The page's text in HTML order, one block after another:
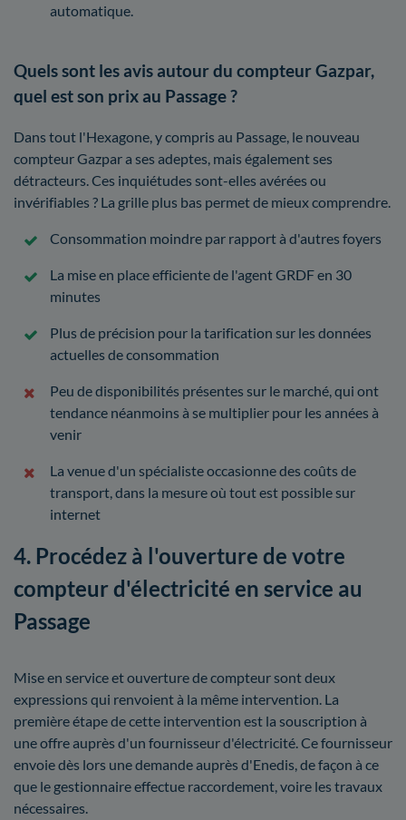
automatique.
Quels sont les avis autour du compteur Gazpar,
quel est son prix au Passage ?
Dans tout l'Hexagone, y compris au Passage, le nouveau
compteur Gazpar a ses adeptes, mais également ses
détracteurs. Ces inquiétudes sont-elles avérées ou
invérifiables ? La grille plus bas permet de mieux comprendre.
Consommation moindre par rapport à d'autres foyers
La mise en place efficiente de l'agent GRDF en 30
minutes
Plus de précision pour la tarification sur les données
actuelles de consommation
Peu de disponibilités présentes sur le marché, qui ont
tendance néanmoins à se multiplier pour les années à
venir
La venue d'un spécialiste occasionne des coûts de
transport, dans la mesure où tout est possible sur
internet
4. Procédez à l'ouverture de votre
compteur d'électricité en service au
Passage
Mise en service et ouverture de compteur sont deux
expressions qui renvoient à la même intervention. La
première étape de cette intervention est la souscription à
une offre auprès d'un fournisseur d'électricité. Ce fournisseur
envoie dès lors une demande auprès d'Enedis, de façon à ce
que le gestionnaire effectue raccordement, voire les travaux
nécessaires.